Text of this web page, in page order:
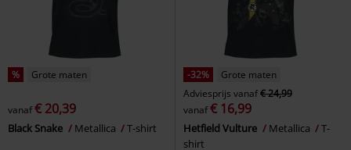
% Grote maten
vanaf€ 20,39
Black Snake Metallica T-shirt
-32%
Grote maten
Adviesprijs vanaf€ 24,99
vanaf€ 16,99
Hetfield Vulture Metallica
T-
shirt